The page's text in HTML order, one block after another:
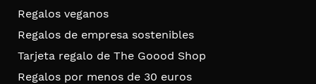
Regalos veganos
Regalos de empresa sostenibles
Tarjeta regalo de The Goood Shop
Regalos por menos de 30 euros